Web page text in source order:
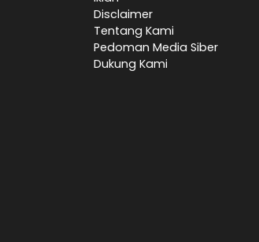
Disclaimer
Tentang Kami
Pedoman Media Siber
Dukung Kami